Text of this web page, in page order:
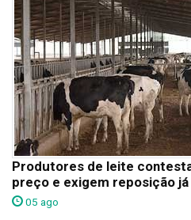
Produtores de leite
preço e exigem reposição
05 ago